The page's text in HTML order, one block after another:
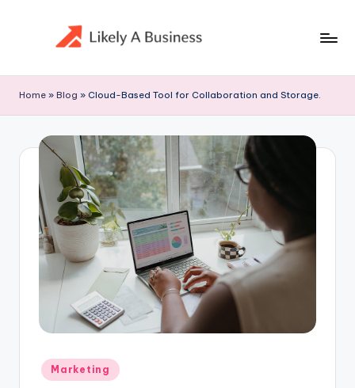
Home » Blog » Cloud-Based Tool for Collaboration and Storage.
Posted
in
Marketing